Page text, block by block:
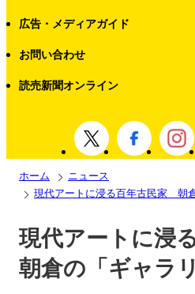
広告・メディアガイド
お問い合わせ
読売新聞オンライン
ホーム
ニュース
現代アートに浸る百年古民家 朝
現代アートに浸
朝倉の「ギャラ